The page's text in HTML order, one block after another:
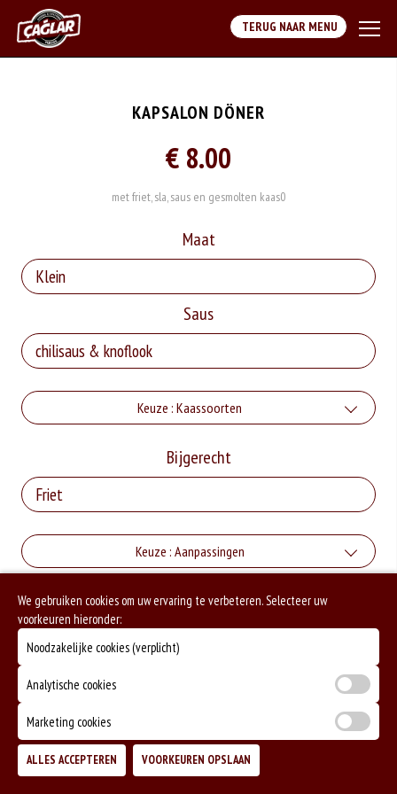
TERUG NAAR MENU
KAPSALON DÖNER
€ 8.00
met friet, sla, saus en gesmolten kaas0
Maat
Saus
Keuze : Kaassoorten
Kaas
Mozzarella
+€1.50
Gorgonzola
Parmezaanse kaas
+€1.50
Ei
Bijgerecht
Keuze : Aanpassingen
Extra Pitabrood
Extra Turks Brood
+€1.00
Extra kaas
Allergenen informatie
Geen aangegeven allergenen.
We gebruiken cookies om uw ervaring te verbeteren. Selecteer uw
voorkeuren hieronder:
Noodzakelijke cookies (verplicht)
Analytische cookies
Marketing cookies
ALLES ACCEPTEREN VOORKEUREN OPSLAAN